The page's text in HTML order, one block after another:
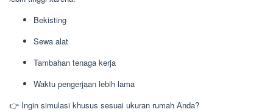
Bekisting
Sewa alat
Tambahan tenaga kerja
Waktu pengerjaan lebih lama
👉 Ingin simulasi khusus sesuai ukuran rumah Anda?